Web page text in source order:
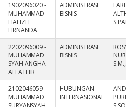
1902096020 -
MUHAMMAD
HAFIZH
FIRNANDA
ADMINISTRASI
BISNIS
2202096009 -
MUHAMMAD
SYAH ANGHA
ALFATHIR
ADMINISTRASI
BISNIS
2102046059 -
MUHAMMAD
SURYANSYAH
HUBUNGAN
INTERNASIONAL